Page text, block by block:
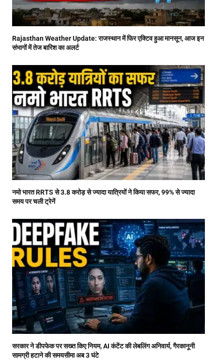
Rajasthan Weather Update: राजस्थान में फिर एक्टिव हुआ मानसून, आज इन
संभागों में तेज बारिश का अलर्ट
नमो भारत RRTS से 3.8 करोड़ से ज्यादा यात्रियों ने किया सफर, 99% से ज्यादा
समय पर चली ट्रेनें
सरकार ने डीपफेक पर सख्त किए नियम, AI कंटेंट की लेबलिंग अनिवार्य, गैरकानूनी
सामग्री हटाने की समयसीमा अब 3 घंटे